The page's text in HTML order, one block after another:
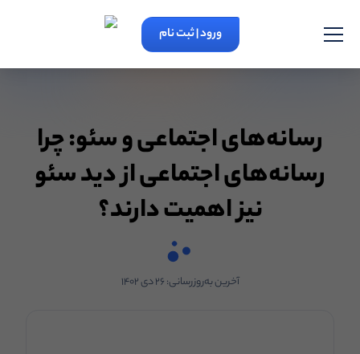
ورود | ثبت نام
رسانه‌های اجتماعی و سئو: چرا
رسانه‌های اجتماعی از دید سئو
نیز اهمیت دارند؟
آخرین به‌روزرسانی:۲۶ دی ۱۴۰۲